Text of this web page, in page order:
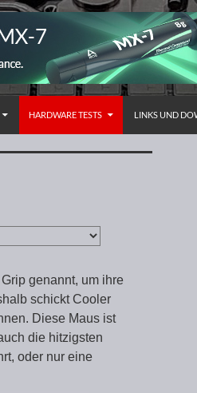
HARDWARE TESTS LINKS UND
genannt, um ihre
schickt Cooler
Diese Maus ist
die hitzigsten
oder nur eine